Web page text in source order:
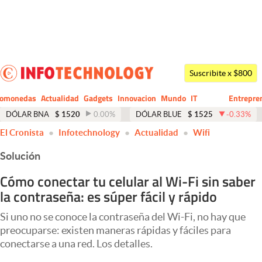
Dólar
Economía y Política
Finanzas y Mercados
Mercados Online
Negocios
Columnistas
Apertura
Suscribite x $800
Actualidad Gadgets Innovacion Mundo
CIO
IT
Business
DÓLAR BNA $ 1520 0.00% DÓLAR BLUE $ 1525 -0.33%
El Cronista Infotechnology Actualidad Wifi
Solución
Cómo conectar tu celular al Wi-Fi sin saber
la contraseña: es súper fácil y rápido
Si uno no se conoce la contraseña del Wi-Fi, no hay que
preocuparse: existen maneras rápidas y fáciles para
conectarse a una red. Los detalles.